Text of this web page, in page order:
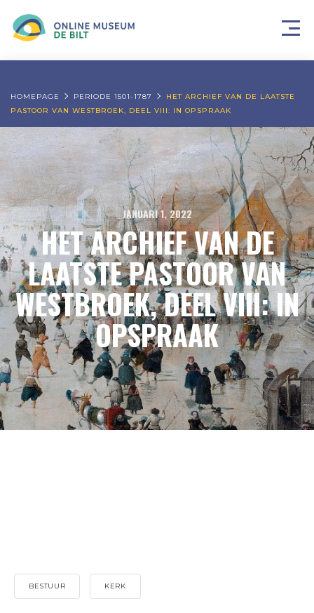
HOMEPAGE PERIODE 1501-1787
HET ARCHIEF VAN DE LAATSTE
PASTOOR VAN WESTBROEK, DEEL VIII: IN OPSPRAAK
JANUARI 1, 2022
HET ARCHIEF VAN DE
LAATSTE PASTOOR VAN
WESTBROEK, DEEL VIII: IN
OPSPRAAK
BESTUUR KERK